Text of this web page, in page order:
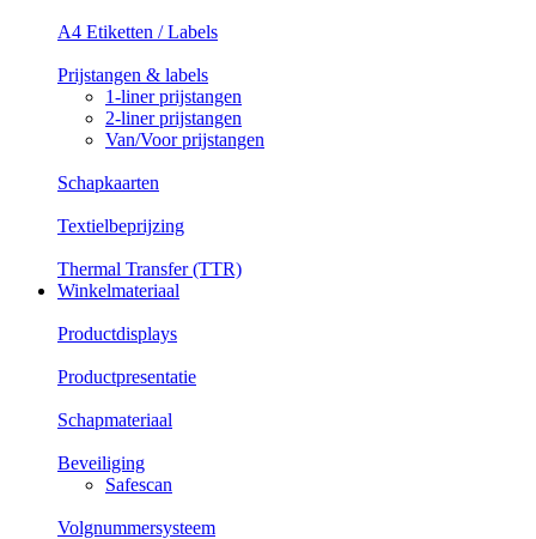
A4 Etiketten / Labels
Prijstangen & labels
1-liner prijstangen
2-liner prijstangen
Van/Voor prijstangen
Schapkaarten
Textielbeprijzing
Thermal Transfer (TTR)
Winkelmateriaal
Productdisplays
Productpresentatie
Schapmateriaal
Beveiliging
Safescan
Volgnummersysteem